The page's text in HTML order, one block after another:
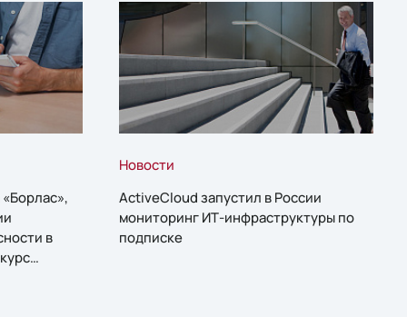
в
Новости
ActiveCloud запустил в России
мониторинг ИТ-инфраструктуры по
подписке